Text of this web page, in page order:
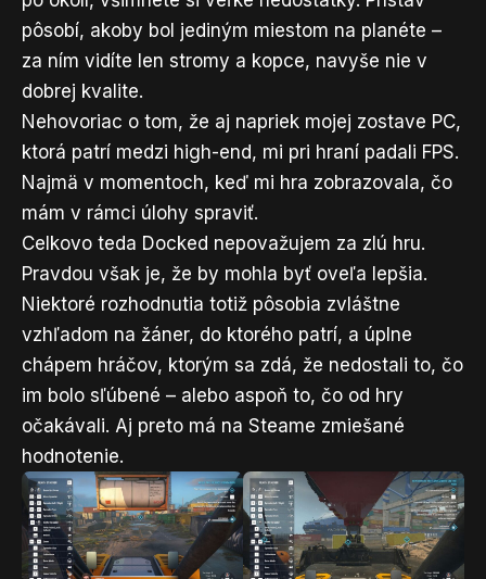
pôsobí, akoby bol jediným miestom na planéte –
za ním vidíte len stromy a kopce, navyše nie v
dobrej kvalite.
Nehovoriac o tom, že aj napriek mojej zostave PC,
ktorá patrí medzi high-end, mi pri hraní padali FPS.
Najmä v momentoch, keď mi hra zobrazovala, čo
mám v rámci úlohy spraviť.
Celkovo teda Docked nepovažujem za zlú hru.
Pravdou však je, že by mohla byť oveľa lepšia.
Niektoré rozhodnutia totiž pôsobia zvláštne
vzhľadom na žáner, do ktorého patrí, a úplne
chápem hráčov, ktorým sa zdá, že nedostali to, čo
im bolo sľúbené – alebo aspoň to, čo od hry
očakávali. Aj preto má na Steame zmiešané
hodnotenie.